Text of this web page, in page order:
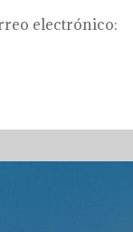
electrónico: